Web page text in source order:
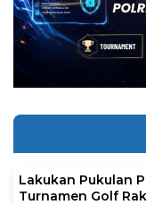
Lakukan Pukulan
Turnamen Golf